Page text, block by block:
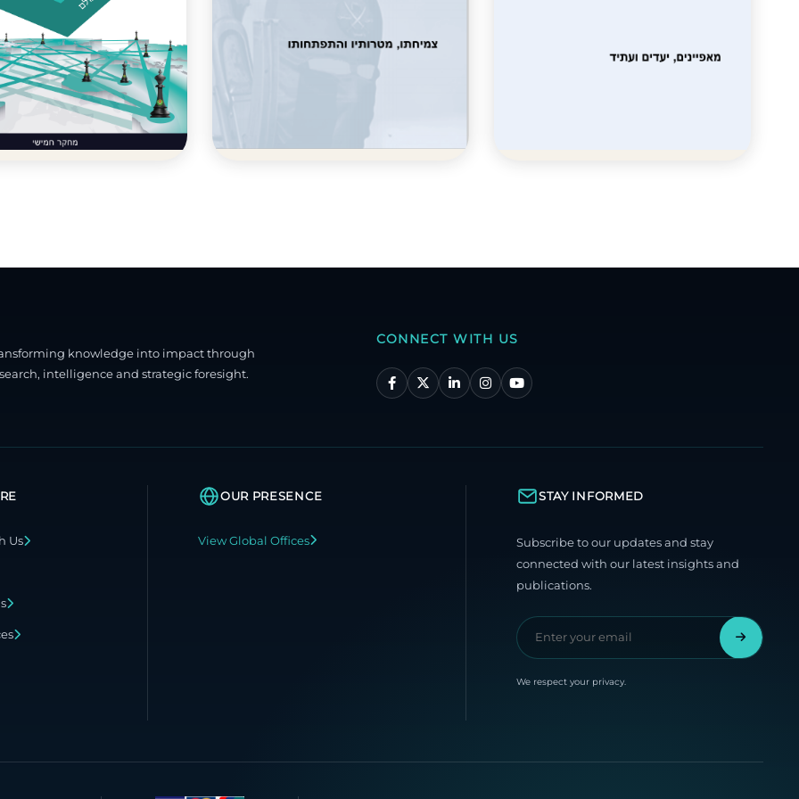
knowledge into impact through
intelligence and strategic foresight.
CONNECT WITH US
Us
OUR PRESENCE
View Global Offices
STAY INFORMED
Subscribe to our updates and stay
connected with our latest insights and
publications.
We respect your privacy.